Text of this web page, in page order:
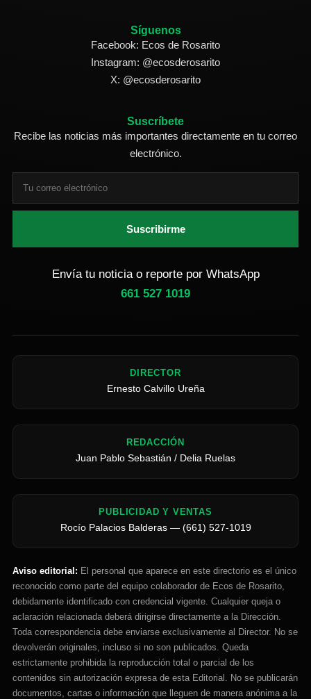
Síguenos
Facebook: Ecos de Rosarito
Instagram: @ecosderosarito
X: @ecosderosarito
Suscríbete
Recibe las noticias más importantes directamente en tu correo
electrónico.
Suscribirme
Envía tu noticia o reporte por WhatsApp
661 527 1019
DIRECTOR
Ernesto Calvillo Ureña
REDACCIÓN
Juan Pablo Sebastián / Delia Ruelas
PUBLICIDAD Y VENTAS
Rocío Palacios Balderas — (661) 527-1019
Aviso editorial: El personal que aparece en este directorio es el único
reconocido como parte del equipo colaborador de Ecos de Rosarito,
debidamente identificado con credencial vigente. Cualquier queja o
aclaración relacionada deberá dirigirse directamente a la Dirección.
Toda correspondencia debe enviarse exclusivamente al Director. No se
devolverán originales, incluso si no son publicados. Queda
estrictamente prohibida la reproducción total o parcial de los
contenidos sin autorización expresa de esta Editorial. No se publicarán
documentos, cartas o información que lleguen de manera anónima a la